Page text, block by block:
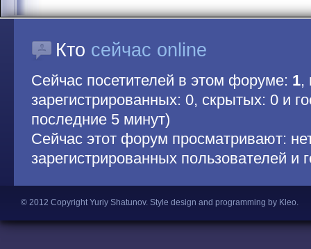
Кто сейчас online
Сейчас посетителей в этом форуме: 1,
зарегистрированных: 0, скрытых: 0 и
последние 5 минут)
Сейчас этот форум просматривают:
зарегистрированных пользователей и
© 2012 Copyright Yuriy Shatunov. Style design and programming by Kleo.